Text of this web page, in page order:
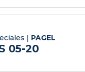
| PAGEL
05-20